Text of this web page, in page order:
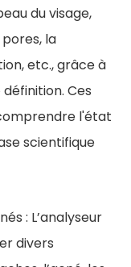
du visage,
la
etc., grâce à
Ces
l'état
scientifique
: L’analyseur
divers